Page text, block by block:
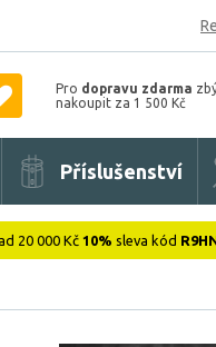
Pro dopravu zdarma
nakoupit za 1 500 Kč
Příslušenství
20 000 Kč 10% sleva kód